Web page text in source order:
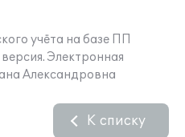
учёта на базе ПП
Электронная
Александровна
К списку